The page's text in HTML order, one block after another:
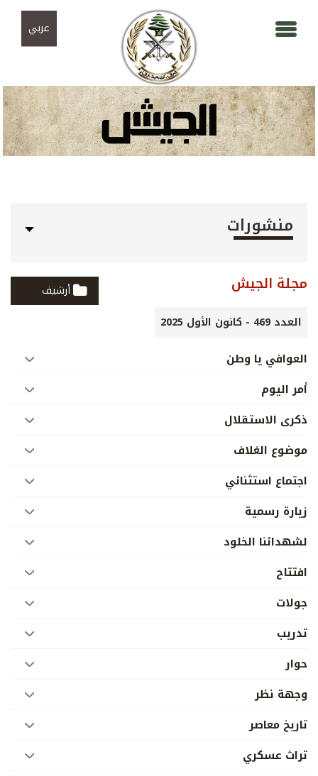
عربي
منشورات
مجلة الجيش
أرشيف
العدد 469 - كانون الأول 2025
العوافي يا وطن
أمر اليوم
ذكرى الاستقلال
موضوع الغلاف
اجتماع استثنائي
زيارة رسمية
لشهدائنا الخلود
افتتاح
جولات
تدريب
حوار
وجهة نظر
تاريخ معاصر
تراث عسكري